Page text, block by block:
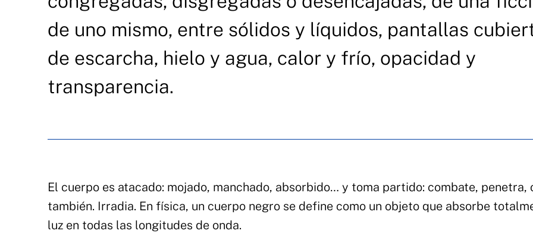
de uno mismo, entre sólidos y líquidos, pantallas
de escarcha, hielo y agua, calor y frío, opacidad y
transparencia.
El cuerpo es atacado: mojado, manchado, absorbido… y toma partido: combate, penetra,
también. Irradia. En física, un cuerpo negro se define como un objeto que absorbe
luz en todas las longitudes de onda.